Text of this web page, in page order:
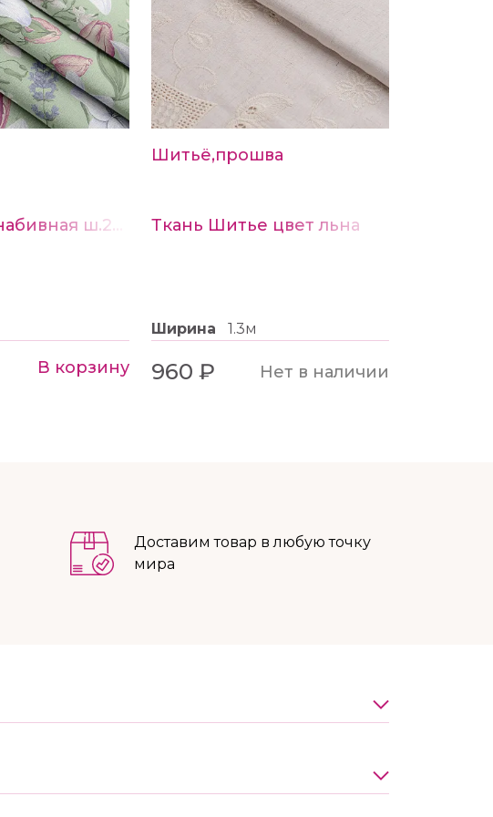
Ткань Бязь набивная ш.220см рис.22079-1
В корзину
Шитьё,прошва
Ткань Шитье цвет льна
Ширина 1.3м
960 ₽ Нет в наличии
Доставим товар в любую точку
мира